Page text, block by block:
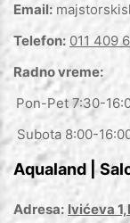
Email:
Telefon: 011 409
Radno vreme:
Pon-Pet 7:30-
Subota 8:00-
Aqualand |
Adresa: Ivićeva